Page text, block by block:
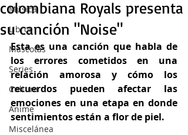
Música
Libros
Mascotas
Series
Cultura
Anime
Miscelánea
colombiana Royals presenta
su canción "Noise"
Esta es una canción que habla de
los errores cometidos en una
relación amorosa y cómo los
recuerdos pueden afectar las
emociones en una etapa en donde
sentimientos están a flor de piel.